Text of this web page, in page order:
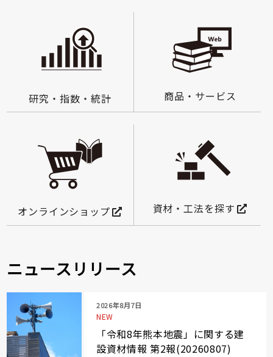
研究・指数・統計 商品・サービス
オンラインショップ 資材・工法を探す
ニュースリリース
2026年8月7日
NEW
「令和8年熊本地震」に関する建
設資材情報 第2報(20260807)